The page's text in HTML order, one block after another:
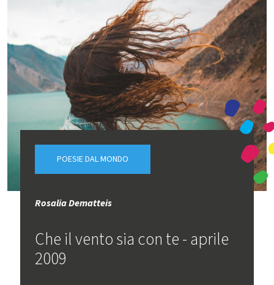
POESIE DAL MONDO
Rosalia Dematteis
Che il vento sia con te - aprile
2009